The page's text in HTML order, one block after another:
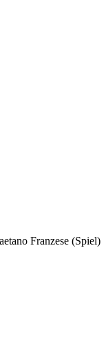
Franzese (Spiel)